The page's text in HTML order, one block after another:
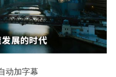
动加字幕